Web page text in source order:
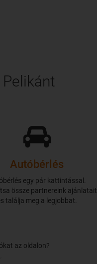
Autóbérlés
egy pár kattintással.
össze partnereink ajánlatait
találja meg a legjobbat.
az oldalon?